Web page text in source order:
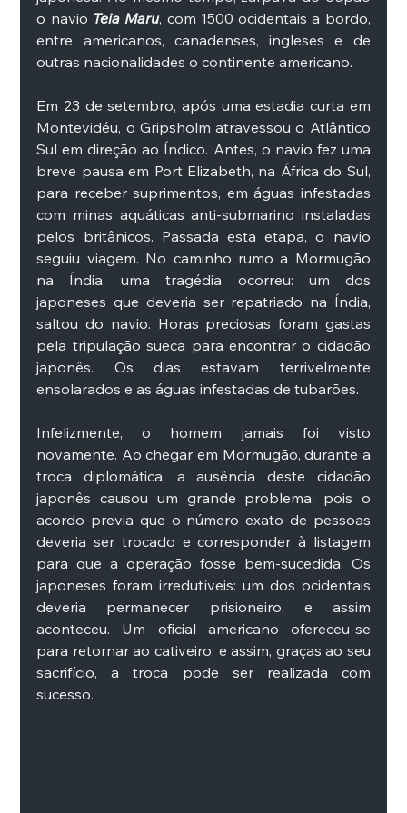
o navio Teia Maru, com 1500 ocidentais a bordo,
entre americanos, canadenses, ingleses e de
outras nacionalidades o continente americano.
Em 23 de setembro, após uma estadia curta em
Montevidéu, o Gripsholm atravessou o Atlântico
Sul em direção ao Índico. Antes, o navio fez uma
breve pausa em Port Elizabeth, na África do Sul,
para receber suprimentos, em águas infestadas
com minas aquáticas anti-submarino instaladas
pelos britânicos. Passada esta etapa, o navio
seguiu viagem. No caminho rumo a Mormugão
na Índia, uma tragédia ocorreu: um dos
japoneses que deveria ser repatriado na Índia,
saltou do navio. Horas preciosas foram gastas
pela tripulação sueca para encontrar o cidadão
japonês. Os dias estavam terrivelmente
ensolarados e as águas infestadas de tubarões.
Infelizmente, o homem jamais foi visto
novamente. Ao chegar em Mormugão, durante a
troca diplomática, a ausência deste cidadão
japonês causou um grande problema, pois o
acordo previa que o número exato de pessoas
deveria ser trocado e corresponder à listagem
para que a operação fosse bem-sucedida. Os
japoneses foram irredutíveis: um dos ocidentais
deveria permanecer prisioneiro, e assim
aconteceu. Um oficial americano ofereceu-se
para retornar ao cativeiro, e assim, graças ao seu
sacrifício, a troca pode ser realizada com
sucesso.